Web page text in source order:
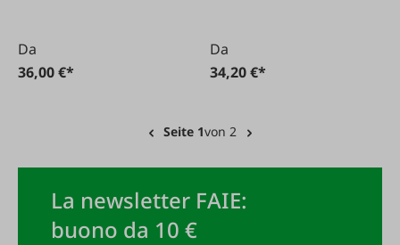
Da
36,00 €*
Da
34,20 €*
Seite 1von 2
La newsletter FAIE:
buono da 10 €